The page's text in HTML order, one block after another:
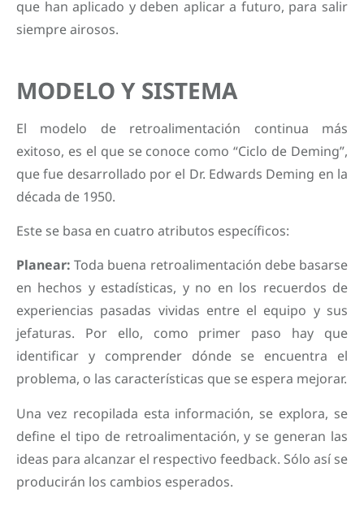
que han aplicado y deben aplicar a futuro, para salir
siempre airosos.
MODELO Y SISTEMA
El modelo de retroalimentación continua más
exitoso, es el que se conoce como “Ciclo de Deming”,
que fue desarrollado por el Dr. Edwards Deming en la
década de 1950.
Este se basa en cuatro atributos específicos:
Planear: Toda buena retroalimentación debe basarse
en hechos y estadísticas, y no en los recuerdos de
experiencias pasadas vividas entre el equipo y sus
jefaturas. Por ello, como primer paso hay que
identificar y comprender dónde se encuentra el
problema, o las características que se espera mejorar.
Una vez recopilada esta información, se explora, se
define el tipo de retroalimentación, y se generan las
ideas para alcanzar el respectivo feedback. Sólo así se
producirán los cambios esperados.